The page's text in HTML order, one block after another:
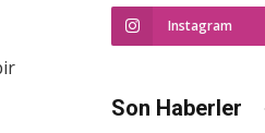
Instagram
Son Haberler